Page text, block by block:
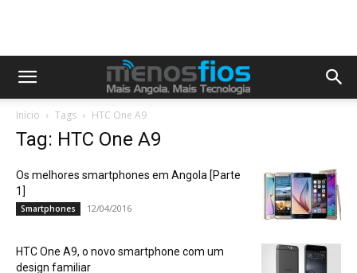
Início Tags HTC One A9
Tag: HTC One A9
Os melhores smartphones em Angola [Parte
1]
Smartphones 12/04/2016
HTC One A9, o novo smartphone com um
design familiar